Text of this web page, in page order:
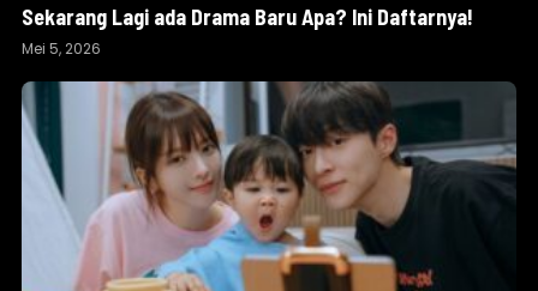
Sekarang Lagi ada Drama Baru Apa? Ini Daftarnya!
Mei 5, 2026